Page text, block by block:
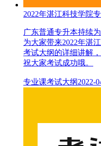
2022年湛江科技学院
广东普通专升本持续
为大家带来2022年湛
考试大纲的详细讲解
祝大家考试成功哦。
专业课考试大纲2022-